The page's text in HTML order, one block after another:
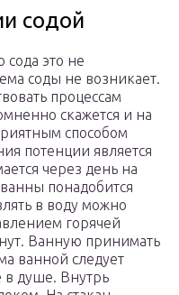
содой
сода это не
соды не возникает.
процессам
скажется и на
способом
потенции является
через день на
понадобится
в воду можно
горячей
Ванную принимать
ванной следует
в душе. Внутрь